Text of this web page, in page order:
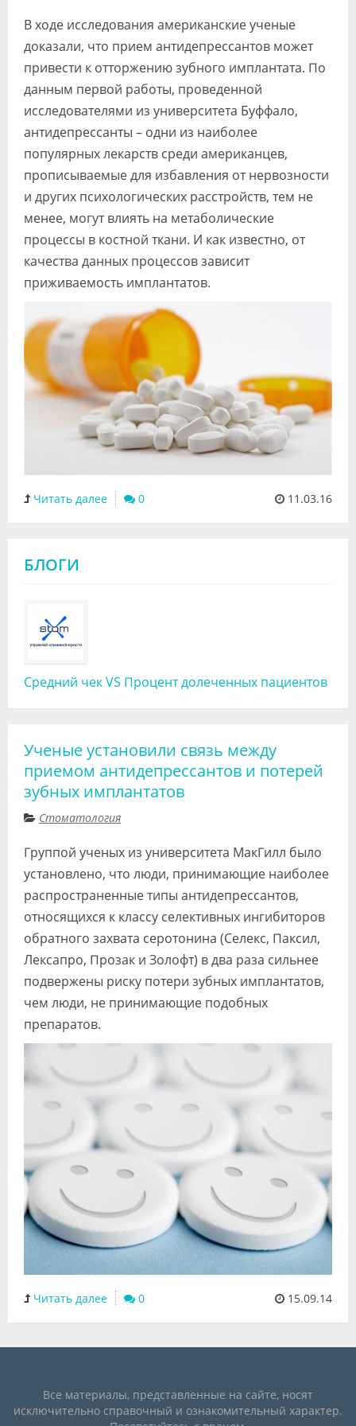
Форум
Клиники
Специалисты
Галерея
Блоги
Лаборатории
В ходе исследования американские ученые
доказали, что прием антидепрессантов может
привести к отторжению зубного имплантата. По
данным первой работы, проведенной
исследователями из университета Буффало,
антидепрессанты – одни из наиболее
популярных лекарств среди американцев,
прописываемые для избавления от нервозности
и других психологических расстройств, тем не
менее, могут влиять на метаболические
процессы в костной ткани. И как известно, от
качества данных процессов зависит
приживаемость имплантатов.
Читать далее 0 11.03.16
БЛОГИ
Средний чек VS Процент долеченных пациентов
Ученые установили связь между
приемом антидепрессантов и потерей
зубных имплантатов
Стоматология
Группой ученых из университета МакГилл было
установлено, что люди, принимающие наиболее
распространенные типы антидепрессантов,
относящихся к классу селективных ингибиторов
обратного захвата серотонина (Селекс, Паксил,
Лексапро, Прозак и Золофт) в два раза сильнее
подвержены риску потери зубных имплантатов,
чем люди, не принимающие подобных
препаратов.
Читать далее 0 15.09.14
Все материалы, представленные на сайте, носят
исключительно справочный и ознакомительный характер.